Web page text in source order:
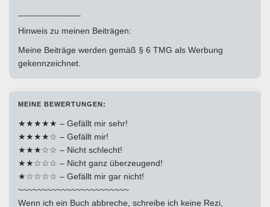
Hinweis zu meinen Beiträgen:
Meine Beiträge werden gemäß § 6 TMG als Werbung
gekennzeichnet.
MEINE BEWERTUNGEN:
★★★★★ – Gefällt mir sehr!
★★★★☆ – Gefällt mir!
★★★☆☆ – Nicht schlecht!
★★☆☆☆ – Nicht ganz überzeugend!
★☆☆☆☆ – Gefällt mir gar nicht!
~~~~~~~~~~~~~~~~~~~~~~~
Wenn ich ein Buch abbreche, schreibe ich keine Rezi,